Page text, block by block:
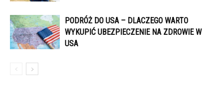
PODRÓŻ DO USA – DLACZEGO WARTO
WYKUPIĆ UBEZPIECZENIE NA ZDROWIE W
USA